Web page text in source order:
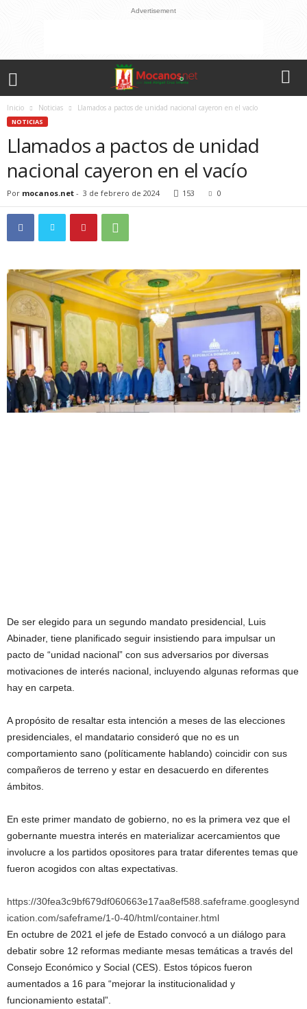
Advertisement
Inicio Noticias Llamados a pactos de unidad nacional cayeron en el vacío
NOTICIAS
Llamados a pactos de unidad
nacional cayeron en el vacío
Por mocanos.net - 3 de febrero de 2024 153 0
De ser elegido para un segundo mandato presidencial, Luis
Abinader, tiene planificado seguir insistiendo para impulsar un
pacto de “unidad nacional” con sus adversarios por diversas
motivaciones de interés nacional, incluyendo algunas reformas que
hay en carpeta.
A propósito de resaltar esta intención a meses de las elecciones
presidenciales, el mandatario consideró que no es un
comportamiento sano (políticamente hablando) coincidir con sus
compañeros de terreno y estar en desacuerdo en diferentes
ámbitos.
En este primer mandato de gobierno, no es la primera vez que el
gobernante muestra interés en materializar acercamientos que
involucre a los partidos opositores para tratar diferentes temas que
fueron acogidos con altas expectativas.
https://30fea3c9bf679df060663e17aa8ef588.safeframe.googlesynd
ication.com/safeframe/1-0-40/html/container.html
En octubre de 2021 el jefe de Estado convocó a un diálogo para
debatir sobre 12 reformas mediante mesas temáticas a través del
Consejo Económico y Social (CES). Estos tópicos fueron
aumentados a 16 para “mejorar la institucionalidad y
funcionamiento estatal”.